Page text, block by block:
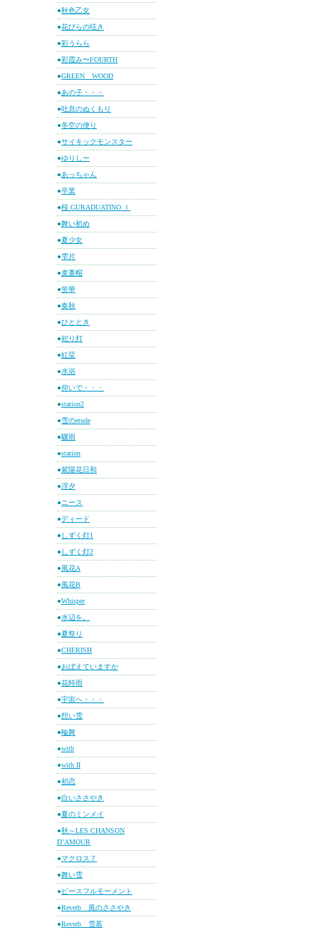
●秋色乙女
●花びらの呟き
●彩うらら
●彩霞み〜FOURTH
●GREEN WOOD
●あの子・・・
●吐息のぬくもり
●冬空の便り
●サイキックモンスター
●ゆりしー
●あっちゃん
●卒業
●桜 GURADUATINO Ⅰ
●舞い初め
●夏少女
●雫片
●麦藁帽
●蛍華
●奏秋
●ひととき
●祀り灯
●紅栞
●水浴
●仰いで・・・
●station2
●雪のetude
●驟雨
●station
●紫陽花日和
●浮夕
● ニース
●ディード
● しずく灯1
● しずく灯2
●風花A
●風花B
●Whisper
●水辺を。
●夏祭り
●CHERISH
●おぼえていますか
●花時雨
●宇宙へ・・・
●想い雪
●輪舞
●with
●with II
●初恋
●白いささやき
●夏のミンメイ
●秋～LES CHANSON
D’AMOUR
●マクロス７
●舞い雪
●ピースフルモーメント
●Reverb 風のささやき
●Reverb 雪慕